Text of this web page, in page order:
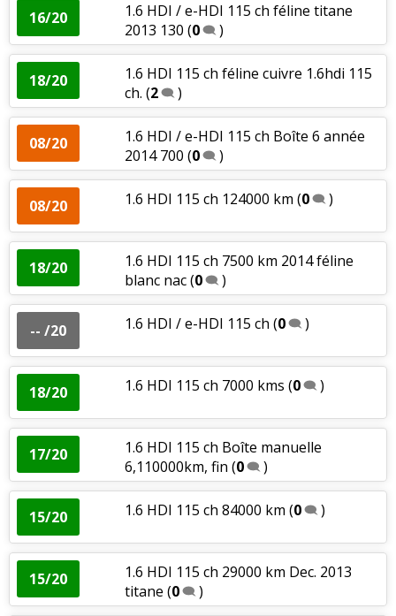
16/20
1.6 HDI / e-HDI 115 ch féline titane
2013 130 (0 )
18/20
1.6 HDI 115 ch féline cuivre 1.6hdi 115
ch. (2 )
08/20
1.6 HDI / e-HDI 115 ch Boîte 6 année
2014 700 (0 )
08/20 1.6 HDI 115 ch 124000 km (0 )
18/20
1.6 HDI 115 ch 7500 km 2014 féline
blanc nac(0 )
-- /20 1.6 HDI / e-HDI 115 ch (0 )
18/20 1.6 HDI 115 ch 7000 kms (0 )
17/20
1.6 HDI 115 ch Boîte manuelle
6,110000km, fin (0 )
15/20 1.6 HDI 115 ch 84000 km (0 )
15/20
1.6 HDI 115 ch 29000 km Dec. 2013
titane (0 )